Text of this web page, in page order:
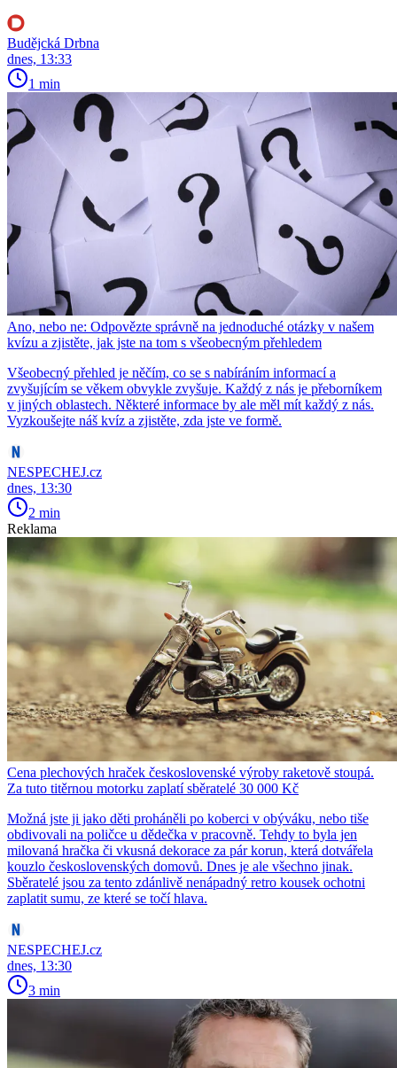
Budějcká Drbna
dnes, 13:33
1 min
Ano, nebo ne: Odpovězte správně na jednoduché otázky v našem
kvízu a zjistěte, jak jste na tom s všeobecným přehledem
Všeobecný přehled je něčím, co se s nabíráním informací a
zvyšujícím se věkem obvykle zvyšuje. Každý z nás je přeborníkem
v jiných oblastech. Některé informace by ale měl mít každý z nás.
Vyzkoušejte náš kvíz a zjistěte, zda jste ve formě.
NESPECHEJ.cz
dnes, 13:30
2 min
Reklama
Cena plechových hraček československé výroby raketově stoupá.
Za tuto titěrnou motorku zaplatí sběratelé 30 000 Kč
Možná jste ji jako děti proháněli po koberci v obýváku, nebo tiše
obdivovali na poličce u dědečka v pracovně. Tehdy to byla jen
milovaná hračka či vkusná dekorace za pár korun, která dotvářela
kouzlo československých domovů. Dnes je ale všechno jinak.
Sběratelé jsou za tento zdánlivě nenápadný retro kousek ochotni
zaplatit sumu, ze které se točí hlava.
NESPECHEJ.cz
dnes, 13:30
3 min